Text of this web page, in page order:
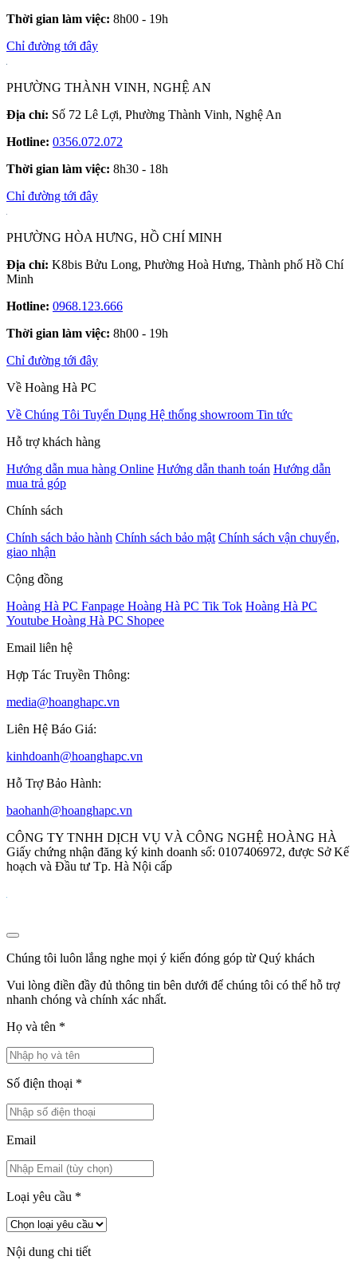
Thời gian làm việc: 8h00 - 19h
Chỉ đường tới đây
PHƯỜNG THÀNH VINH, NGHỆ AN
Địa chỉ: Số 72 Lê Lợi, Phường Thành Vinh, Nghệ An
Hotline: 0356.072.072
Thời gian làm việc: 8h30 - 18h
Chỉ đường tới đây
PHƯỜNG HÒA HƯNG, HỒ CHÍ MINH
Địa chỉ: K8bis Bửu Long, Phường Hoà Hưng, Thành phố Hồ Chí
Minh
Hotline: 0968.123.666
Thời gian làm việc: 8h00 - 19h
Chỉ đường tới đây
Về Hoàng Hà PC
Về Chúng Tôi Tuyển Dụng Hệ thống showroom Tin tức
Hỗ trợ khách hàng
Hướng dẫn mua hàng Online Hướng dẫn thanh toán Hướng dẫn
mua trả góp
Chính sách
Chính sách bảo hành Chính sách bảo mật Chính sách vận chuyển,
giao nhận
Cộng đồng
Hoàng Hà PC Fanpage Hoàng Hà PC Tik Tok Hoàng Hà PC
Youtube Hoàng Hà PC Shopee
Email liên hệ
Hợp Tác Truyền Thông:
media@hoanghapc.vn
Liên Hệ Báo Giá:
kinhdoanh@hoanghapc.vn
Hỗ Trợ Bảo Hành:
baohanh@hoanghapc.vn
CÔNG TY TNHH DỊCH VỤ VÀ CÔNG NGHỆ HOÀNG HÀ
Giấy chứng nhận đăng ký kinh doanh số: 0107406972, được Sở Kế
hoạch và Đầu tư Tp. Hà Nội cấp
Chúng tôi luôn lắng nghe mọi ý kiến đóng góp từ Quý khách
Vui lòng điền đầy đủ thông tin bên dưới để chúng tôi có thể hỗ trợ
nhanh chóng và chính xác nhất.
Họ và tên *
Số điện thoại *
Email
Loại yêu cầu *
Nội dung chi tiết